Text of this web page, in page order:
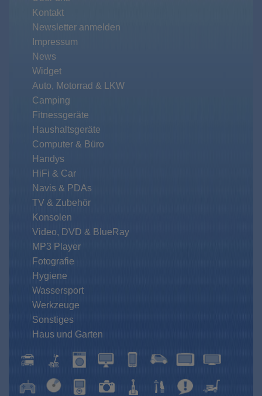
Kontakt
Newsletter anmelden
Impressum
News
Widget
Auto, Motorrad & LKW
Camping
Fitnessgeräte
Haushaltsgeräte
Computer & Büro
Handys
HiFi & Car
Navis & PDAs
TV & Zubehör
Konsolen
Video, DVD & BlueRay
MP3 Player
Fotografie
Hygiene
Wassersport
Werkzeuge
Sonstiges
Haus und Garten